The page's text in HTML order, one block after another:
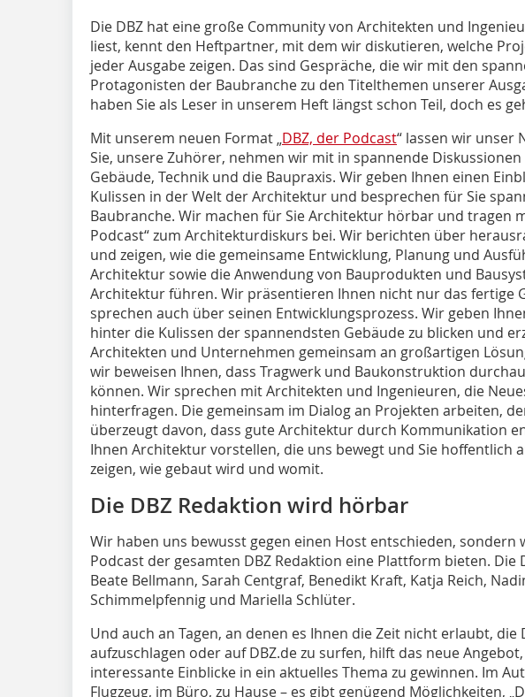
Die DBZ hat eine große Community von Architekten und
liest, kennt den Heftpartner, mit dem wir diskutieren, welche
jeder Ausgabe zeigen. Das sind Gespräche, die wir mit den
Protagonisten der Baubranche zu den Titelthemen unserer
haben Sie als Leser in unserem Heft längst schon Teil, doch es
Mit unserem neuen Format „DBZ, der Podcast“ lassen wir unser
Sie, unsere Zuhörer, nehmen wir mit in spannende
Gebäude, Technik und die Baupraxis. Wir geben Ihnen einen
Kulissen in der Welt der Architektur und besprechen für Sie
Baubranche. Wir machen für Sie Architektur hörbar und tragen
Podcast“ zum Architekturdiskurs bei. Wir berichten über
und zeigen, wie die gemeinsame Entwicklung, Planung und
Architektur sowie die Anwendung von Bauprodukten und
Architektur führen. Wir präsentieren Ihnen nicht nur das fertige
sprechen auch über seinen Entwicklungsprozess. Wir geben
hinter die Kulissen der spannendsten Gebäude zu ­blicken und
Architekten und Unternehmen gemeinsam an großartigen
wir beweisen Ihnen, dass Tragwerk und Baukonstruktion
können. Wir sprechen mit Architekten und Ingenieuren, die
hinterfragen. Die gemeinsam im Dialog an Projekten arbeiten,
überzeugt davon, dass gute Architektur durch Kommunikation
Ihnen Architektur vorstellen, die uns bewegt und Sie hoffentlich
zeigen, wie gebaut wird und womit.
Die DBZ Redaktion wird hörbar
Wir haben uns bewusst gegen einen Host entschieden, sondern
Podcast der gesamten DBZ Redaktion eine Plattform bieten. Die
Beate Bellmann, Sarah Centgraf, Benedikt Kraft, Katja Reich,
Schimmelpfennig und Mariella Schlüter.
Und auch an Tagen, an denen es Ihnen die Zeit nicht erlaubt, die
aufzuschlagen oder auf DBZ.de zu surfen, hilft das neue
interessante Einblicke in ein aktuelles Thema zu gewinnen. Im
Flugzeug, im Büro, zu Hause – es gibt genügend Möglichkeiten,